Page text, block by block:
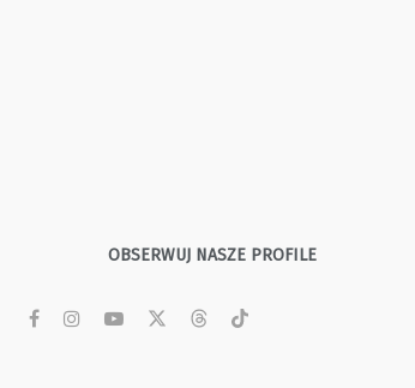
OBSERWUJ NASZE PROFILE